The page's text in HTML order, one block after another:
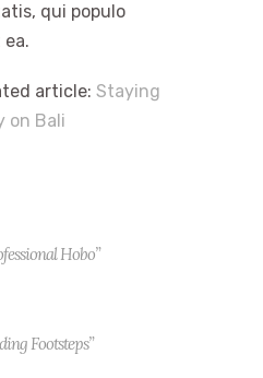
qui populo
article: Staying
on Bali
Hobo”
Footsteps”